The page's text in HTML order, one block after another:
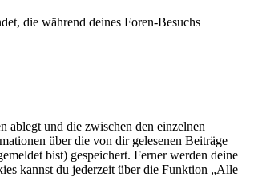
die während deines Foren-Besuchs
ablegt und die zwischen den einzelnen
über die von dir gelesenen Beiträge
bist) gespeichert. Ferner werden deine
kannst du jederzeit über die Funktion „Alle